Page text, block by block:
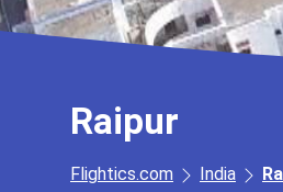
Raipur
Flightics.com India